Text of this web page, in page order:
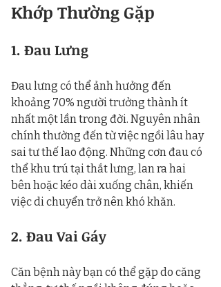
Khớp Thường Gặp
1. Đau Lưng
Đau lưng có thể ảnh hưởng đến
khoảng 70% người trưởng thành ít
nhất một lần trong đời. Nguyên nhân
chính thường đến từ việc ngồi lâu hay
sai tư thế lao động. Những cơn đau có
thể khu trú tại thắt lưng, lan ra hai
bên hoặc kéo dài xuống chân, khiến
việc di chuyển trở nên khó khăn.
2. Đau Vai Gáy
Căn bệnh này bạn có thể gặp do căng